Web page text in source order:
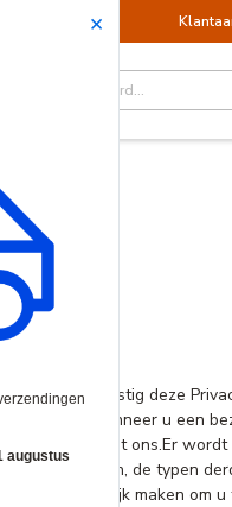
worden op dinsdag 11
overeenkomstig deze
wanneer u een
opneemt met ons.Er
gebruiken, de typen
het mogelijk maken om